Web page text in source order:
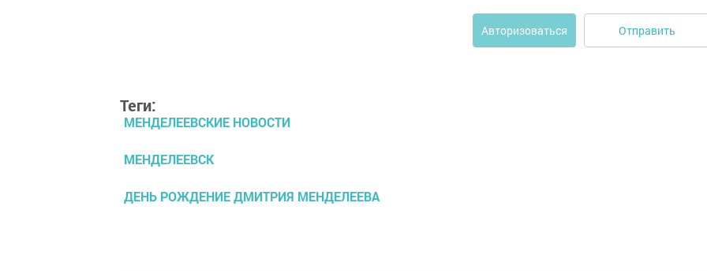
Авторизоваться Отправить
Теги:
МЕНДЕЛЕЕВСКИЕ НОВОСТИ
МЕНДЕЛЕЕВСК
ДЕНЬ РОЖДЕНИЕ ДМИТРИЯ МЕНДЕЛЕЕВА